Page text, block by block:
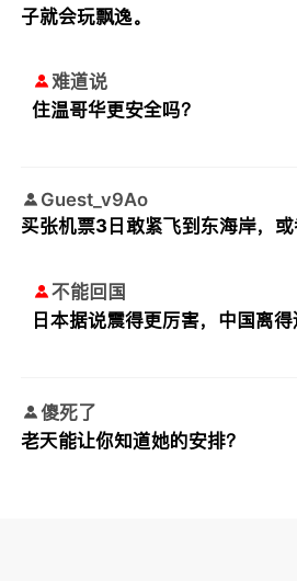
子就会玩飘逸。
难道说
住温哥华更安全吗？
Guest_v9Ao
买张机票3日敢紧飞到东海岸，
不能回国
日本据说震得更厉害，中国离
傻死了
老天能让你知道她的安排？